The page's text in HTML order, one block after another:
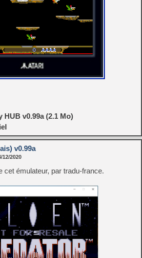
HUB v0.99a (2.1 Mo)
v0.99a
12/2020
cet émulateur, par tradu-france.